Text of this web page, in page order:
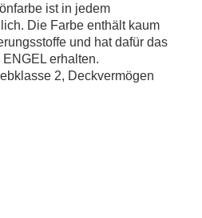
ist in jedem
Die Farbe enthält kaum
und hat dafür das
erhalten.
2, Deckvermögen